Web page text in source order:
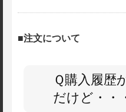
■注文について
Ｑ購入履歴
だけど・・